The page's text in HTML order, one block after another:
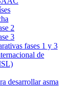
2
3
fases 1 y 3
de
desarrollar asma